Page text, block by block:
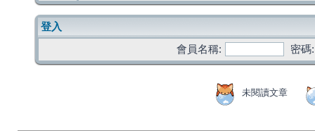
登入
會員名稱:
密碼:
未閱讀文章